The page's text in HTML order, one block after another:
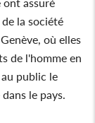
la société
où elles
de l'homme en
au public le
le pays.